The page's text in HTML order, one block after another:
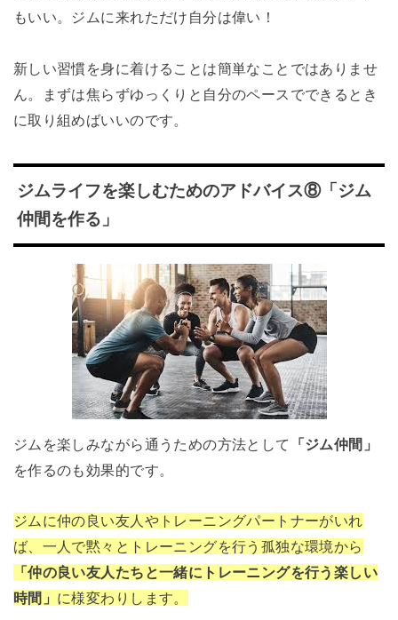
もいい。ジムに来れただけ自分は偉い！
新しい習慣を身に着けることは簡単なことではありませ
ん。まずは焦らずゆっくりと自分のペースでできるとき
に取り組めばいいのです。
ジムライフを楽しむためのアドバイス⑧「ジム
仲間を作る」
ジムを楽しみながら通うための方法として
「ジム仲間」
を作るのも効果的です。
ジムに仲の良い友人やトレーニングパートナーがいれ
ば、一人で黙々とトレーニングを行う孤独な環境から
「仲の良い友人たちと一緒にトレーニングを行う楽しい
時間」 に様変わりします。